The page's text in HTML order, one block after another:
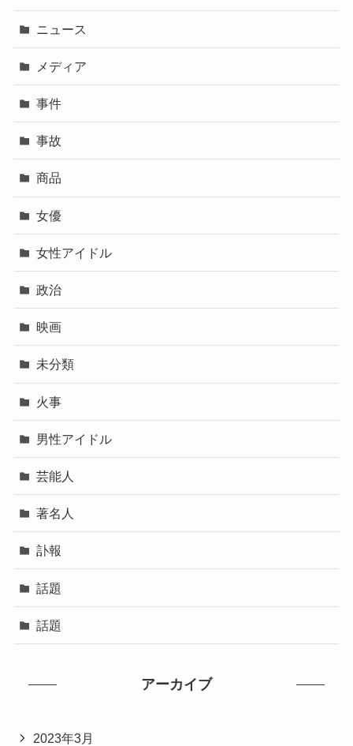
ニュース
メディア
事件
事故
商品
女優
女性アイドル
政治
映画
未分類
火事
男性アイドル
芸能人
著名人
訃報
話題
話題
アーカイブ
2023年3月